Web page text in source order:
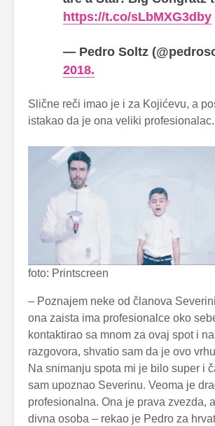
https://t.co/sLbMXG3dby
— Pedro Soltz
2018.
Slične reči imao je i za Kojićevu, a
istakao da je ona veliki profesionalac.
foto: Printscreen
– Poznajem neke od članova
ona zaista ima profesionalce oko
kontaktirao sa mnom za ovaj spot i
razgovora, shvatio sam da je ovo
Na snimanju spota mi je bilo super i
sam upoznao Severinu. Veoma je
profesionalna. Ona je prava zvezda,
divna osoba – rekao je Pedro za